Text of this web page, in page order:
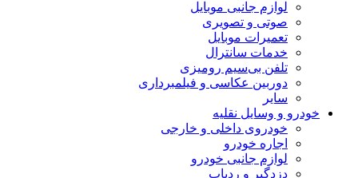
لوازم جانبی موبایل
صوتی و تصویری
تعمیرات موبایل
خدمات سانترال
تلفن بی‌سیم رومیزی
دوربین عکاسی و فیلمبرداری
سایر
خودرو و وسایل نقلیه
خودروی داخلی و خارجی
اجاره خودرو
لوازم جانبی خودرو
دزدگیر و ردیاب